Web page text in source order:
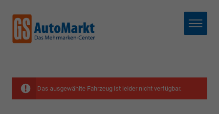
Menü
Das ausgewählte Fahrzeug ist leider nicht verfügbar.